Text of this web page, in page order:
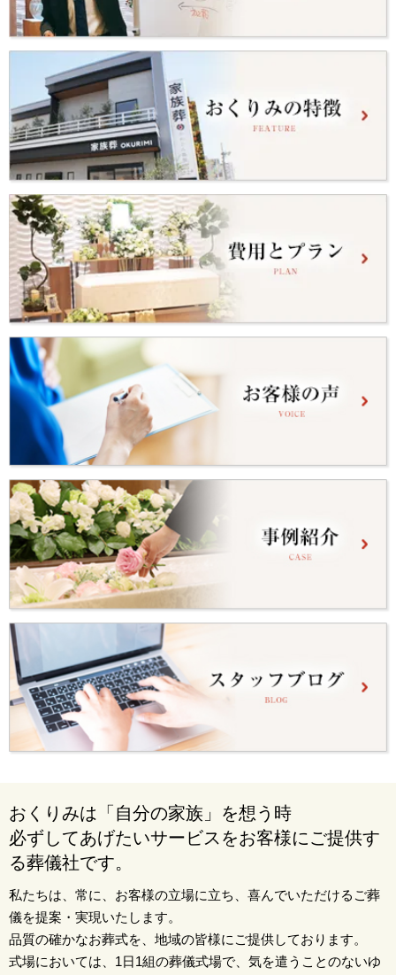
おくりみは「自分の家族」を想う時
必ずしてあげたいサービスをお客様にご提供す
る葬儀社です。
私たちは、常に、お客様の立場に立ち、喜んでいただけるご葬
儀を提案・実現いたします。
品質の確かなお葬式を、地域の皆様にご提供しております。
式場においては、1日1組の葬儀式場で、気を遣うことのないゆ